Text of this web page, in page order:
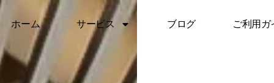
ホーム サービス ブログ ご利用ガ